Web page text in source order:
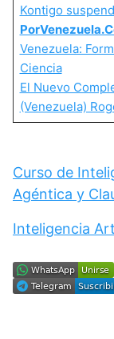
Kontigo
Venezuela:
Ciencia
El Nuevo
(Venezuela)
Curso de
Agéntica y
Inteligencia